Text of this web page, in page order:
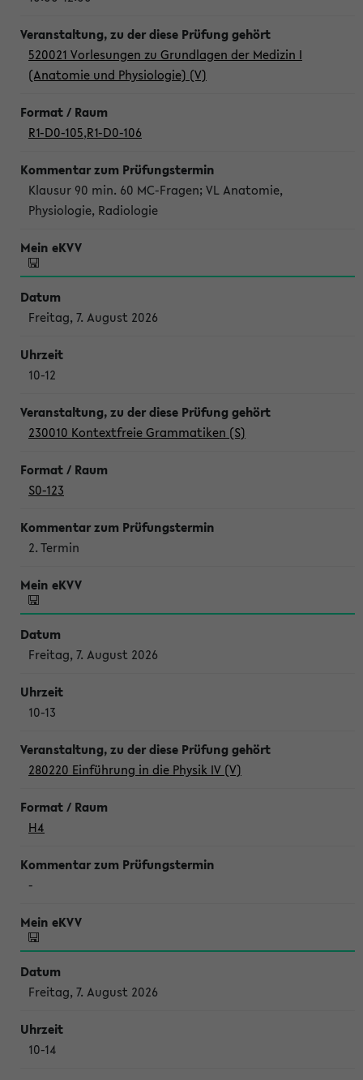
520021 Vorlesungen zu Grundlagen der Medizin I
(Anatomie und Physiologie) (V)
R1-D0-105,R1-D0-106
Klausur 90 min. 60 MC-Fragen; VL Anatomie,
Physiologie, Radiologie
Freitag, 7. August 2026
10-12
230010 Kontextfreie Grammatiken (S)
S0-123
2. Termin
Freitag, 7. August 2026
10-13
280220 Einführung in die Physik IV (V)
H4
-
Freitag, 7. August 2026
10-14